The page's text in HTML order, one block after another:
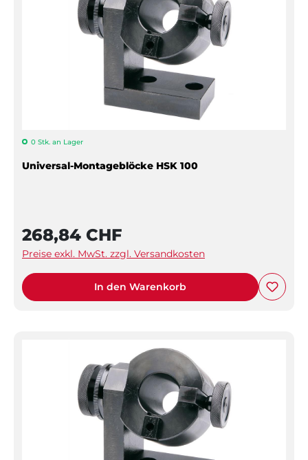
0 Stk. an Lager
Universal-Montageblöcke HSK 100
268,84 CHF
Preise exkl. MwSt. zzgl. Versandkosten
In den Warenkorb